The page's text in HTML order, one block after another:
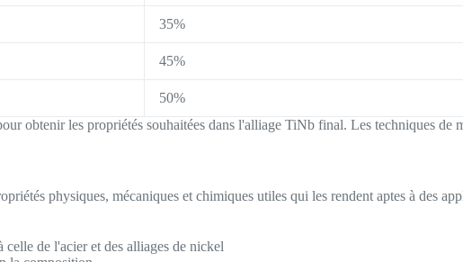
35%
45%
50%
obtenir les propriétés souhaitées dans l'alliage TiNb final. Les techniques
physiques, mécaniques et chimiques utiles qui les rendent aptes à des
de l'acier et des alliages de nickel